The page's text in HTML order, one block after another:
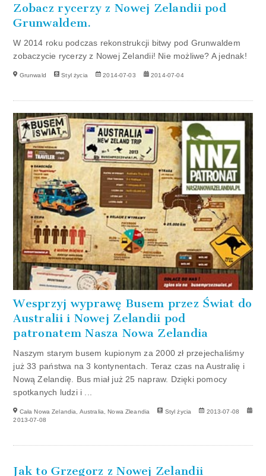
Zobacz rycerzy z Nowej Zelandii pod
Grunwaldem.
W 2014 roku podczas rekonstrukcji bitwy pod Grunwaldem
zobaczycie rycerzy z Nowej Zelandii! Nie możliwe? A jednak!
Grunwald Styl życia 2014-07-03 2014-07-04
Wesprzyj wyprawę Busem przez Świat do
Australii i Nowej Zelandii pod
patronatem Nasza Nowa Zelandia
Naszym starym busem kupionym za 2000 zł przejechaliśmy
już 33 państwa na 3 kontynentach. Teraz czas na Australię i
Nową Zelandię. Bus miał już 25 napraw. Dzięki pomocy
spotkanych ludzi i ...
Cała Nowa Zelandia, Australia, Nowa Zleandia Styl życia
2013-07-08
2013-07-08
Jak to Grzegorz z Nowej Zelandii